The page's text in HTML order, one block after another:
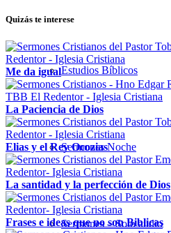
Estudios Bíblicos
Sermones Noche
Sermones – Solo audio
Quizás te interese
Me da igual
La Paciencia de Dios
Elias y el Rey Ocozias
La santidad y la perfección de Dios
Frases e ideas que no son Biblicas